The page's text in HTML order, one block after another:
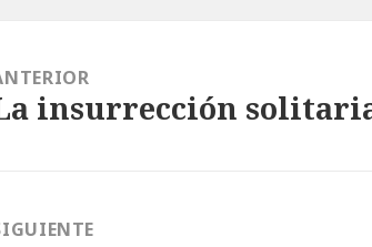
insurrección